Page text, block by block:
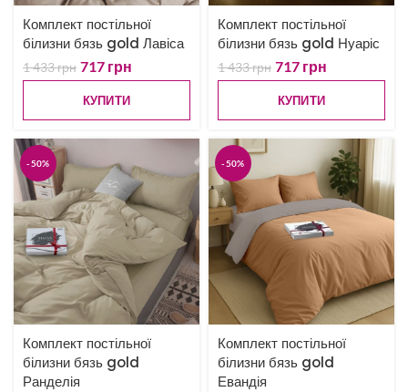
Комплект постільної
білизни бязь gold Лавіса
1 433грн 717 грн
КУПИТИ
Комплект постільної
білизни бязь gold Нуаріс
1 433грн 717 грн
КУПИТИ
-50%
Комплект постільної
білизни бязь gold
Ранделія
-50%
Комплект постільної
білизни бязь gold
Евандія